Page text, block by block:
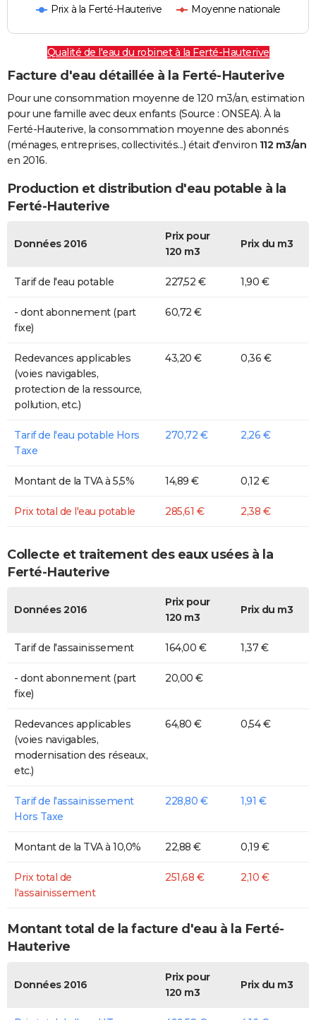
Prix à la Ferté-Hauterive Moyenne nationale
Qualité de l'eau du robinet à la Ferté-Hauterive
Facture d'eau détaillée à la Ferté-Hauterive
Pour une consommation moyenne de 120 m3/an, estimation
pour une famille avec deux enfants (Source : ONSEA). À la
Ferté-Hauterive, la consommation moyenne des abonnés
(ménages, entreprises, collectivités...) était d'environ 112 m3/an
en 2016.
Production et distribution d'eau potable à la
Ferté-Hauterive
Données 2016
Prix pour
120 m3
Prix du m3
Tarif de l'eau potable 227,52 € 1,90 €
- dont abonnement (part
fixe)
60,72 €
Redevances applicables
(voies navigables,
protection de la ressource,
pollution, etc.)
43,20 € 0,36 €
Tarif de l'eau potable Hors
Taxe
270,72 € 2,26 €
Montant de la TVA à 5,5% 14,89 € 0,12 €
Prix total de l'eau potable 285,61 € 2,38 €
Collecte et traitement des eaux usées à la
Ferté-Hauterive
Données 2016
Prix pour
120 m3
Prix du m3
Tarif de l'assainissement 164,00 € 1,37 €
- dont abonnement (part
fixe)
20,00 €
Redevances applicables
(voies navigables,
modernisation des réseaux,
etc.)
64,80 € 0,54 €
Tarif de l'assainissement
Hors Taxe
228,80 € 1,91 €
Montant de la TVA à 10,0% 22,88 € 0,19 €
Prix total de
l'assainissement
251,68 € 2,10 €
Montant total de la facture d'eau à la Ferté-
Hauterive
Données 2016
Prix pour
120 m3
Prix du m3